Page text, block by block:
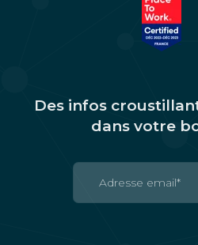
Des infos
dans votre